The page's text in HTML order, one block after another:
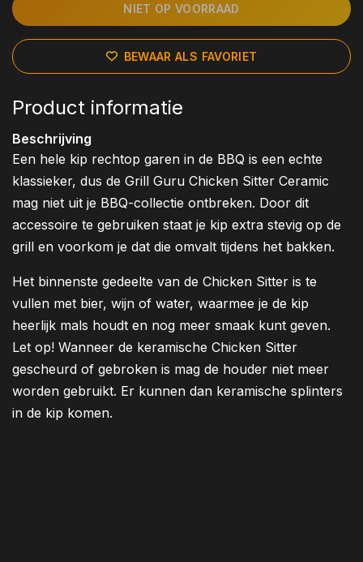
NIET OP VOORRAAD
BEWAAR ALS FAVORIET
Product informatie
Beschrijving
Een hele kip rechtop garen in de BBQ is een echte
klassieker, dus de Grill Guru Chicken Sitter Ceramic
mag niet uit je BBQ-collectie ontbreken. Door dit
accessoire te gebruiken staat je kip extra stevig op de
grill en voorkom je dat die omvalt tijdens het bakken.
Het binnenste gedeelte van de Chicken Sitter is te
vullen met bier, wijn of water, waarmee je de kip
heerlijk mals houdt en nog meer smaak kunt geven.
Let op! Wanneer de keramische Chicken Sitter
gescheurd of gebroken is mag de houder niet meer
worden gebruikt. Er kunnen dan keramische splinters
in de kip komen.